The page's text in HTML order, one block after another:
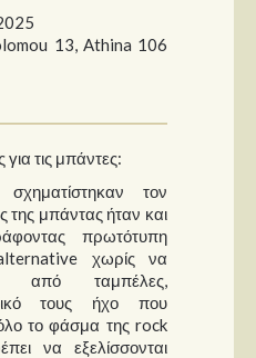
13, Athina 106
τις μπάντες:
τον
της μπάντας ήταν και
πρωτότυπη
χωρίς να
από ταμπέλες,
τους ήχο που
το φάσμα της rock
να εξελίσσονται